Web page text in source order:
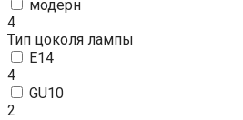
модерн
4
Тип цоколя лампы
E14
4
GU10
2